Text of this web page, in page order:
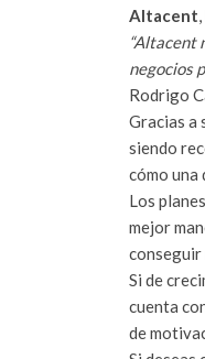
Altacent
“Altacent
negocios
Rodrigo
Gracias a
siendo
cómo una
Los
mejor
conseguir
Si de
cuenta
de